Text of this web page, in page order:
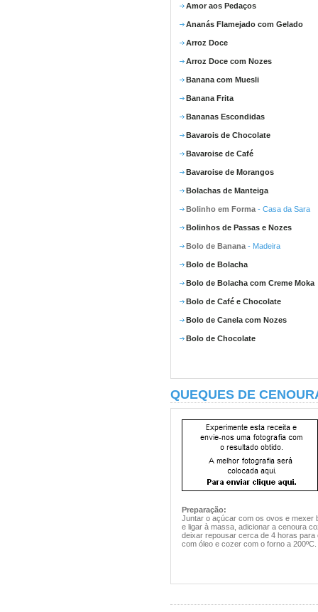
Amor aos Pedaços
Ananás Flamejado com Gelado
Arroz Doce
Arroz Doce com Nozes
Banana com Muesli
Banana Frita
Bananas Escondidas
Bavarois de Chocolate
Bavaroise de Café
Bavaroise de Morangos
Bolachas de Manteiga
Bolinho em Forma - Casa da Sara
Bolinhos de Passas e Nozes
Bolo de Banana - Madeira
Bolo de Bolacha
Bolo de Bolacha com Creme Moka
Bolo de Café e Chocolate
Bolo de Canela com Nozes
Bolo de Chocolate
QUEQUES DE
Preparação:
Juntar o açúcar com os ovos e mexer
e ligar à massa, adicionar a cenoura
deixar repousar cerca de 4 horas
com óleo e cozer com o forno a 200ºC.